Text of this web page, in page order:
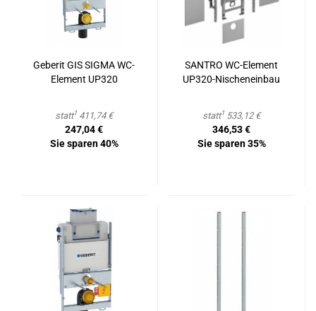
Ge­be­rit GIS SIGMA WC-​
Ele­ment UP320
statt1 411,74 €
247,04 €
Sie sparen 40%
SAN­TRO WC-​Ele­ment
UP320-​​Ni­schen­ein­bau
statt1 533,12 €
346,53 €
Sie sparen 35%